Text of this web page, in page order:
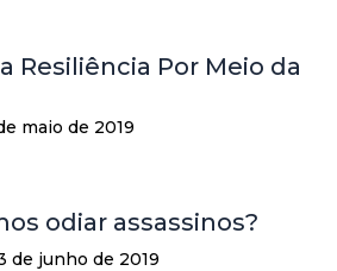
Resiliência Por Meio da
maio de 2019
odiar assassinos?
de junho de 2019